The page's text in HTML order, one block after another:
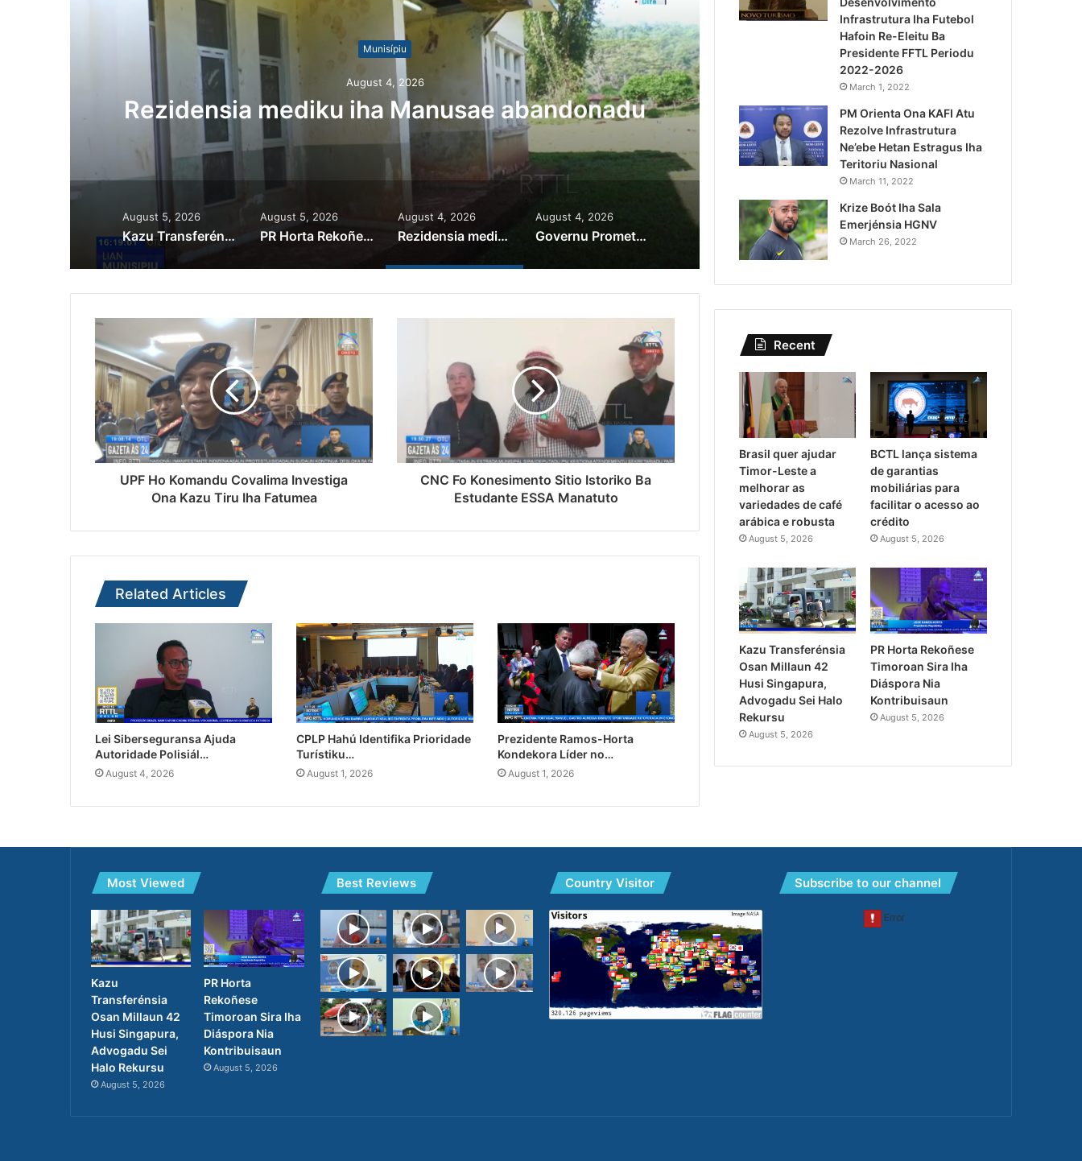
Munisípiu
August 4, 2026
Rezidensia mediku iha Manusae abandonadu
Governu Promete Tau
Minerais no Setór
August 5, 2026
Kazu Transferénsia Osan Millaun 42 Husi Singapura, Advogadu Sei Halo Rekursu
August 5, 2026
PR Horta Rekoñese Timoroan Sira Iha Diáspora Nia Kontribuisaun
August 4, 2026
Rezidensia mediku iha Manusae abandonadu
August 4, 2026
Governu Promete Tau Prioridade ba Setór Minerais no Setór Produtivu
UPF Ho Komandu Covalima Investiga
Ona Kazu Tiru Iha Fatumea
CNC Fo Konesimento Sitio Istoriko Ba
Estudante ESSA Manatuto
Related Articles
Lei Siberseguransa Ajuda
Autoridade Polisiál…
August 4, 2026
CPLP Hahú Identifika Prioridade
Turístiku…
August 1, 2026
Prezidente Ramos-Horta
Kondekora Líder no…
August 1, 2026
Infrastrutura Iha Futebol
Hafoin Re-Eleitu Ba
Presidente FFTL Periodu
2022-2026
March 1, 2022
PM Orienta Ona KAFI Atu
Rezolve Infrastrutura
Ne’ebe Hetan Estragus Iha
Teritoriu Nasional
March 11, 2022
Krize Boót Iha Sala
Emerjénsia HGNV
March 26, 2022
Recent
Brasil quer ajudar
Timor-Leste a
melhorar as
variedades de café
arábica e robusta
August 5, 2026
BCTL lança sistema
de garantias
mobiliárias para
facilitar o acesso ao
crédito
August 5, 2026
Kazu Transferénsia
Osan Millaun 42
Husi Singapura,
Advogadu Sei Halo
Rekursu
August 5, 2026
PR Horta Rekoñese
Timoroan Sira Iha
Diáspora Nia
Kontribuisaun
August 5, 2026
Most Viewed
Kazu
Transferénsia
Osan Millaun 42
Husi Singapura,
Advogadu Sei
Halo Rekursu
August 5, 2026
PR Horta
Rekoñese
Timoroan Sira Iha
Diáspora Nia
Kontribuisaun
August 5, 2026
Best Reviews Country Visitor Subscribe to our channel